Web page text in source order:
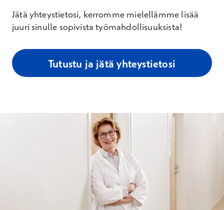
Jätä yhteystietosi, kerromme mielellämme lisää
juuri sinulle sopivista työmahdollisuuksista!
Tutustu ja jätä yhteystietosi